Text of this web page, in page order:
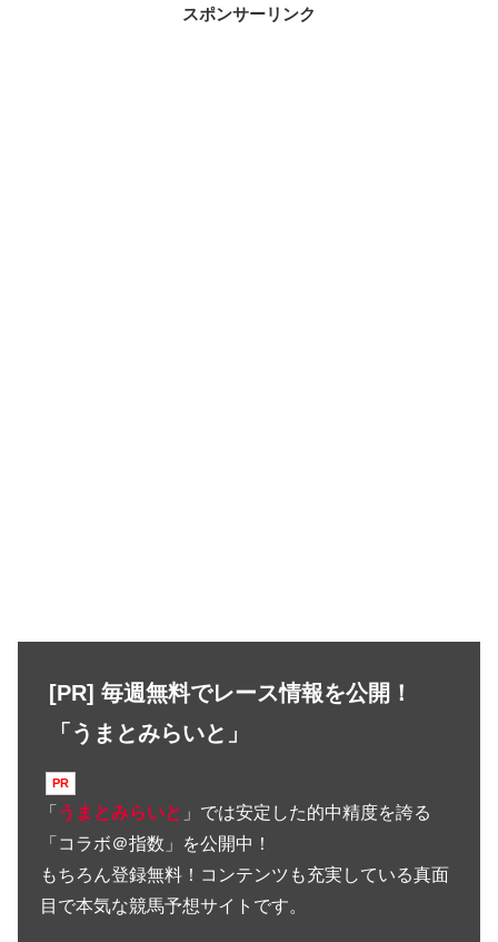
スポンサーリンク
[PR] 毎週無料でレース情報を公開！
「うまとみらいと」
「 うまとみらいと 」では安定した的中精度を誇る
「コラボ＠指数」を公開中！
もちろん登録無料！コンテンツも充実している真面
目で本気な競馬予想サイトです。